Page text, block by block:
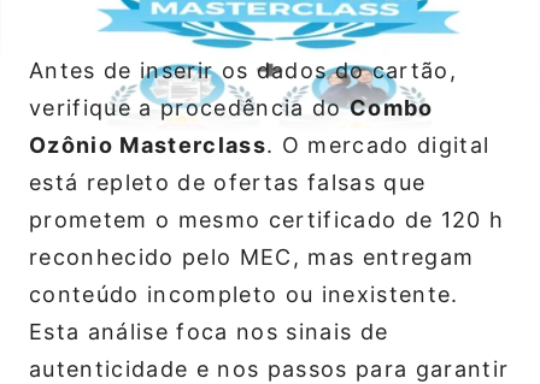
Antes de inserir os dados do cartão,
verifique a procedência doCombo
Ozônio Masterclass. O mercado digital
está repleto de ofertas falsas que
prometem o mesmo certificado de 120 h
reconhecido pelo MEC, mas entregam
conteúdo incompleto ou inexistente.
Esta análise foca nos sinais de
autenticidade e nos passos para garantir